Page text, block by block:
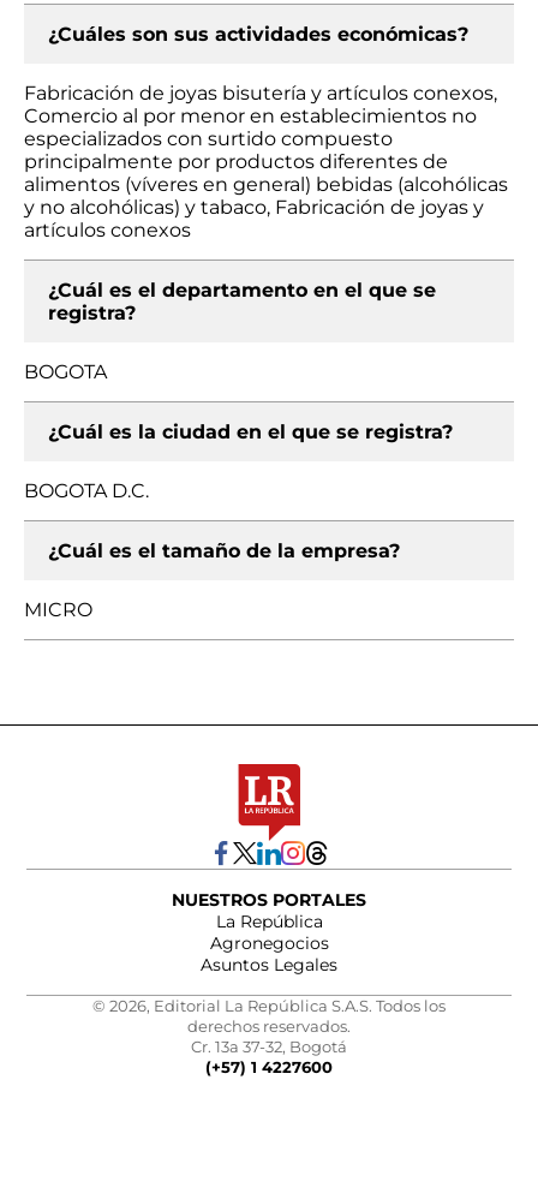
¿Cuáles son sus actividades económicas?
Fabricación de joyas bisutería y artículos conexos,
Comercio al por menor en establecimientos no
especializados con surtido compuesto
principalmente por productos diferentes de
alimentos (víveres en general) bebidas (alcohólicas
y no alcohólicas) y tabaco, Fabricación de joyas y
artículos conexos
¿Cuál es el departamento en el que se
registra?
BOGOTA
¿Cuál es la ciudad en el que se registra?
BOGOTA D.C.
¿Cuál es el tamaño de la empresa?
MICRO
NUESTROS PORTALES
La República
Agronegocios
Asuntos Legales
© 2026, Editorial La República S.A.S. Todos los
derechos reservados.
Cr. 13a 37-32, Bogotá
(+57) 1 4227600